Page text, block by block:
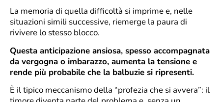
La memoria di quella difficoltà si imprime e, nelle
situazioni simili successive, riemerge la paura di
rivivere lo stesso blocco.
Questa anticipazione ansiosa, spesso accompagnata
da vergogna o imbarazzo, aumenta la tensione e
rende più probabile che la balbuzie si ripresenti.
È il tipico meccanismo della “profezia che si avvera”: il